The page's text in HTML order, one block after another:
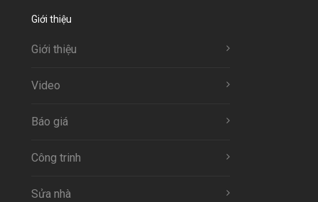
Giới thiệu
Giới thiệu
Video
Báo giá
Công trinh
Sửa nhà